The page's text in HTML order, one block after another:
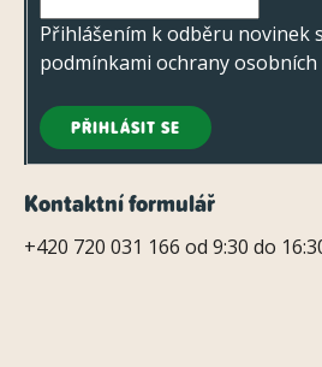
Přihlášením k odběru novinek
podmínkami ochrany osobních
PŘIHLÁSIT SE
Kontaktní formulář
+420 720 031 166 od 9:30 do